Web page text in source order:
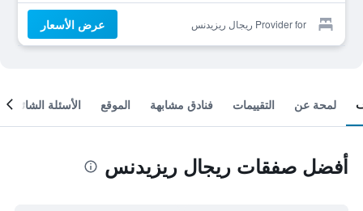
Provider for ريجال ريزيدنس عرض الأسعار
لمحة عن التقييمات فنادق مشابهة الموقع الأسئلة الشائعة
أفضل صفقات ريجال ريزيدنس